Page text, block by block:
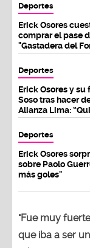
Deportes
Erick Osores
comprar el pase
"Gastadera del
Deportes
Erick Osores y
Soso tras hacer
Alianza Lima:
Deportes
Erick Osores
sobre Paolo
más goles"
"Fue muy
que iba a ser